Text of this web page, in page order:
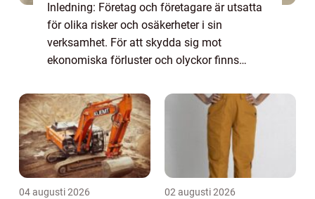
Inledning: Företag och företagare är utsatta
för olika risker och osäkerheter i sin
verksamhet. För att skydda sig mot
ekonomiska förluster och olyckor finns
försäkringar för företag. Dessa försäkringar
fungerar ...
04 augusti 2026 02 augusti 2026